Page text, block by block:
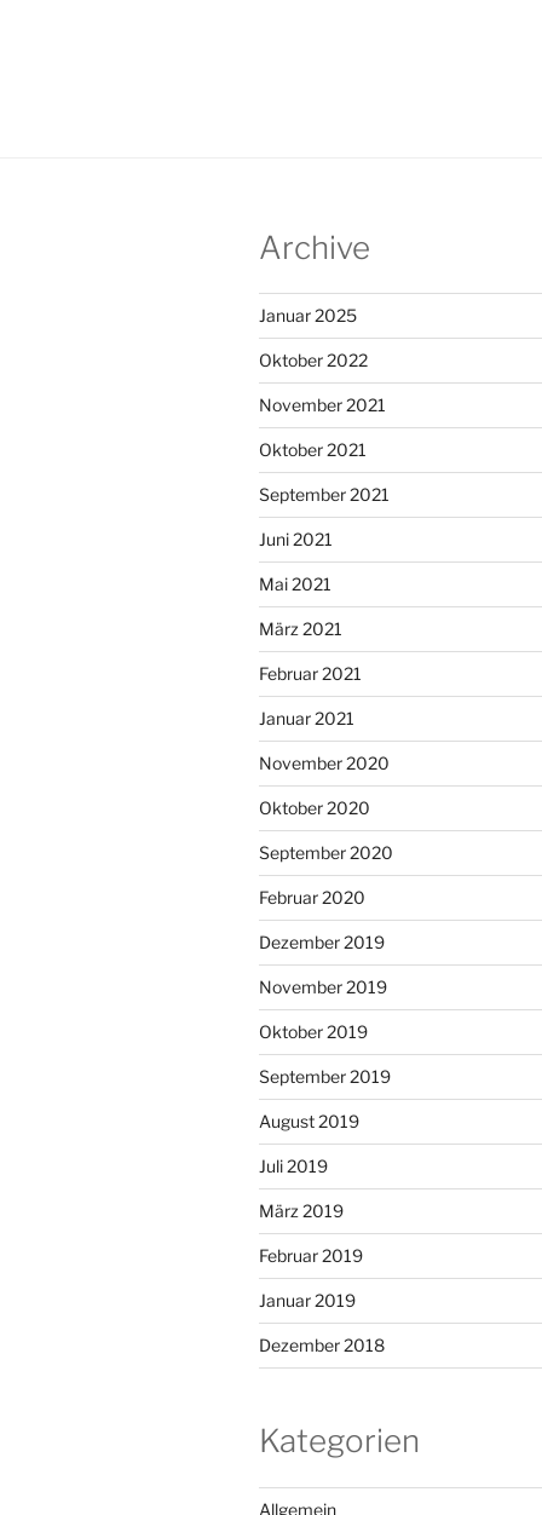
Archive
Januar 2025
Oktober 2022
November 2021
Oktober 2021
September 2021
Juni 2021
Mai 2021
März 2021
Februar 2021
Januar 2021
November 2020
Oktober 2020
September 2020
Februar 2020
Dezember 2019
November 2019
Oktober 2019
September 2019
August 2019
Juli 2019
März 2019
Februar 2019
Januar 2019
Dezember 2018
Kategorien
Allgemein